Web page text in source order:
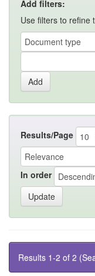
Add filters:
Use filters to refine
Results/Page
In order
Results 1-2 of 2